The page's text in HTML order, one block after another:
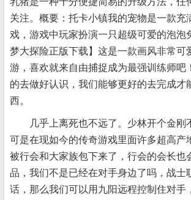
关注。概要：托卡小镇我的宠物是一款充
戏，游戏中玩家扮演一只超级可爱的泡泡
梦大探险正版下载】这是一款画风非常可
游，喜欢就来自由捕捉成为最强训练师吧
的去做好认识，我们能够更好的去完成才
西。
几乎上离死也不远了。少林开个金刚
可是在现如今的传奇游戏里面许多超高产
被行会和大家族包下来了，行会的会长也
品，我们不是已经在对手身边了吗，战士
话，那么我们可以用九阳远程控制住对手